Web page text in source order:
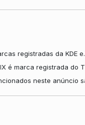
registradas da KDE
é marca registrada do
neste anúncio